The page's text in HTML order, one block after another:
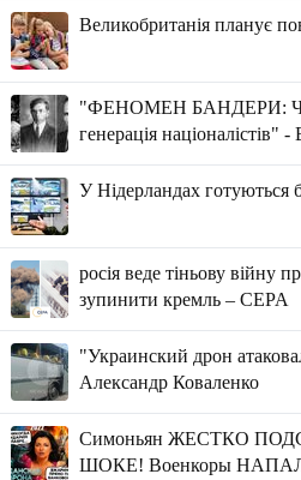
Великобританія планує
"ФЕНОМЕН БАНДЕРИ: Чому
генерація націоналістів"
У Нідерландах готуються
росія веде тіньову війну
зупинити кремль – CEPA
"Украинский дрон
Александр Коваленко
Симоньян ЖЕСТКО
ШОКЕ! Военкоры